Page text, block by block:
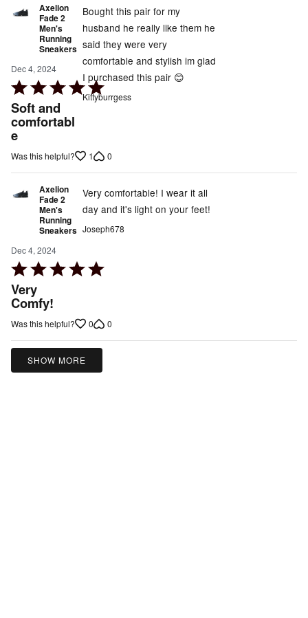
Axelion
Fade 2
Men's
Running
Sneakers
Dec 4, 2024
Rated
5
out
of
5
Soft and
comfortabl
e
Bought this pair for my
husband he really like them he
said they were very
comfortable and stylish im glad
I purchased this pair 😊
Kittyburrgess
Was this helpful? 1 0
Axelion
Fade 2
Men's
Running
Sneakers
Dec 4, 2024
Rated
5
out
of
Very
Comfy!
Very comfortable! I wear it all
day and it's light on your feet!
Joseph678
Was this helpful? 0 0
SHOW MORE